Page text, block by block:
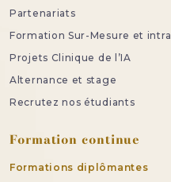
Partenariats
Formation Sur-Mesure et intra
Projets Clinique de l’IA
Alternance et stage
Recrutez nos étudiants
Formation continue
Formations diplômantes